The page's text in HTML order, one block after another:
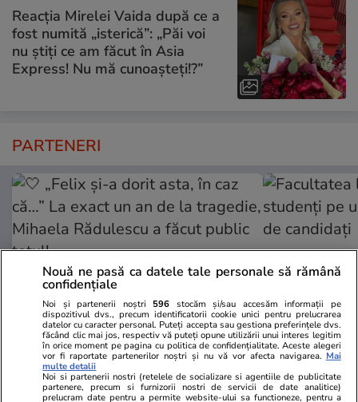
Reacția Mirelei Vaida după ce a
fost numită „isterică”: „Păi voi
nu știți ce am făcut în Asia
Express! Nu mă cunoașteți!?”
PARTENERI
TVMania.ro
🤍 „Felix și-a dorit asta, în caz
că…” La exact un an de la
Facultatea
studenţi pe
Nouă ne pasă ca datele tale personale să rămână
confidențiale
Noi și partenerii noștri 596 stocăm și/sau accesăm informații pe
dispozitivul dvs., precum identificatorii cookie unici pentru prelucrarea
datelor cu caracter personal. Puteți accepta sau gestiona preferințele dvs.
făcând clic mai jos, respectiv vă puteți opune utilizării unui interes legitim
în orice moment pe pagina cu politica de confidențialitate. Aceste alegeri
vor fi raportate partenerilor noștri și nu vă vor afecta navigarea. Mai
multe detalii
Noi si partenerii nostri (retelele de socializare si agentiile de publicitate
partenere, precum si furnizorii nostri de servicii de date analitice)
prelucram date pentru a permite website-ului sa functioneze, pentru a